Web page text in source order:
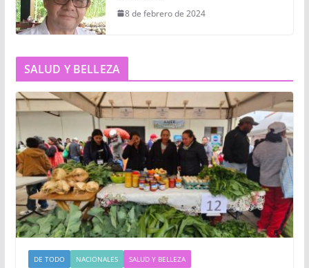
8 de febrero de 2024
SALUD Y BELLEZA
DE TODO NACIONALES SALUD Y BELLEZA